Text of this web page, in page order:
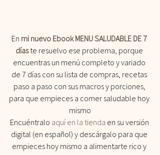
En mi nuevo Ebook MENU SALUDABLE DE 7
días te resuelvo ese problema, porque
encuentras un menú completo y variado
de 7 días con su lista de compras, recetas
paso a paso con sus macros y porciones,
para que empieces a comer saludable hoy
mismo
Encuéntralo aquí en la tienda en su versión
digital (en español) y descárgalo para que
empieces hoy mismo a alimentarte rico y